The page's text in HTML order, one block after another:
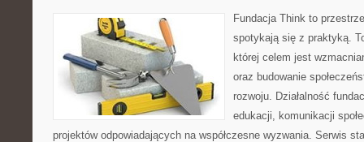
Fundacja Think to
spotykają się z praktyką.
której celem jest
oraz budowanie
rozwoju. Działalność
edukacji, komunikacji
projektów odpowiadających na współczesne wyzwania. Serwis